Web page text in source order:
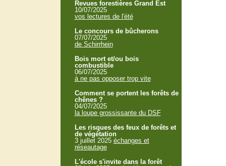
Revues forestières Grand Est
10/07/2025
vos lectures de l'été
Le concours de bûcherons
07/07/2025
de Schirrhein
Bois mort et/ou bois
combustible
06/07/2025
à ne pas opposer trop vite
Comment se portent les forêts de
chênes ?
04/07/2025
la loupe grossissante du DSF
Les risques des feux de forêts et
de végétation
3 juillet 2025 échanges et
réseautage
L'école s'invite dans la forêt